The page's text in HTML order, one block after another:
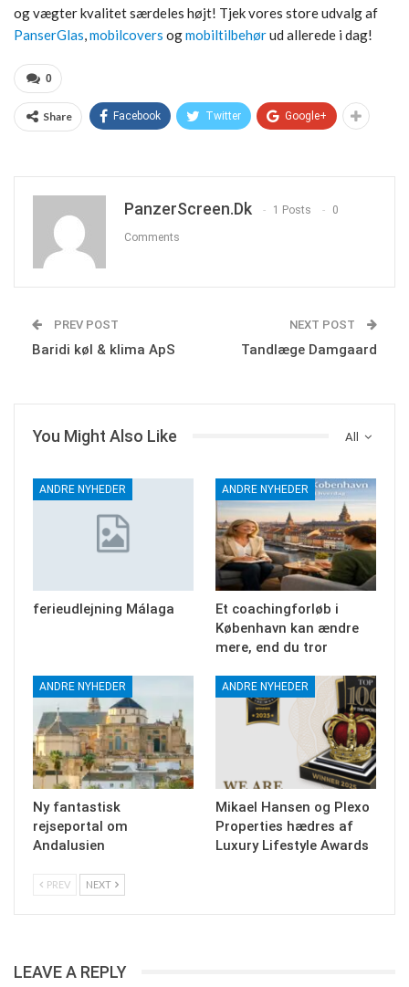
og vægter kvalitet særdeles højt! Tjek vores store udvalg af
PanserGlas,mobilcovers ogmobiltilbehørud allerede i dag!
0
Share Facebook Twitter Google+
PanzerScreen.dk 1 Posts 0
Comments
PREV POST
Baridi køl & klima ApS
NEXT POST
Tandlæge Damgaard
All
You Might Also Like
ANDRE NYHEDER
ferieudlejning Málaga
ANDRE NYHEDER
Et coachingforløb i
København kan ændre
mere, end du tror
ANDRE NYHEDER
Ny fantastisk
rejseportal om
Andalusien
ANDRE NYHEDER
Mikael Hansen og Plexo
Properties hædres af
Luxury Lifestyle Awards
PREV NEXT
LEAVE A REPLY